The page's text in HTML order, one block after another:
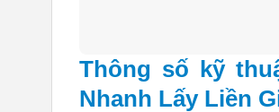
Thông số kỹ
Nhanh Lấy Liền